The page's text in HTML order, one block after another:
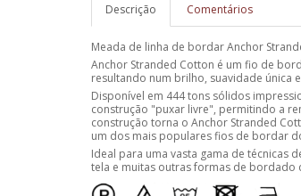
Descrição Comentários
Meada de linha de bordar Anchor
Anchor Stranded Cotton é um fio de
resultando num brilho, suavidade única
Disponível em 444 tons sólidos
construção "puxar livre", permitindo a
construção torna o Anchor Stranded
um dos mais populares fios de bordar
Ideal para uma vasta gama de
tela e muitas outras formas de bordado